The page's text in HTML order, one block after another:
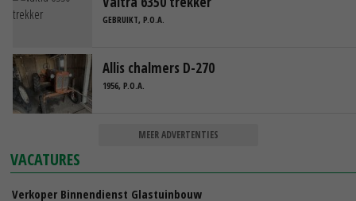
GEBRUIKT, P.O.A.
Allis chalmers D-270
1956, P.O.A.
MEER ADVERTENTIES
VACATURES
Verkoper Binnendienst Glastuinbouw